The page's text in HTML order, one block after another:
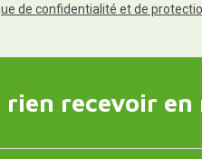
de confidentialité et de
rien recevoir en